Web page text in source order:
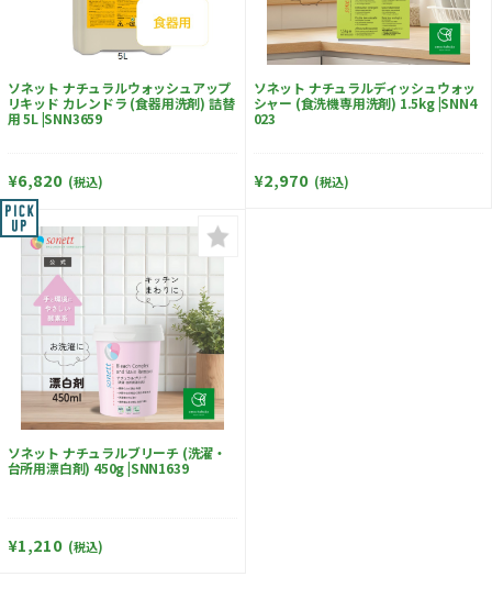
ソネット ナチュラルウォッシュアップ
リキッド カレンドラ (食器用洗剤) 詰替
用 5L |SNN3659
¥6,820 (税込)
ソネット ナチュラルディッシュウォッ
シャー (食洗機専用洗剤) 1.5kg |SNN4
023
¥2,970 (税込)
ソネット ナチュラルブリーチ (洗濯・
台所用漂白剤) 450g |SNN1639
¥1,210 (税込)